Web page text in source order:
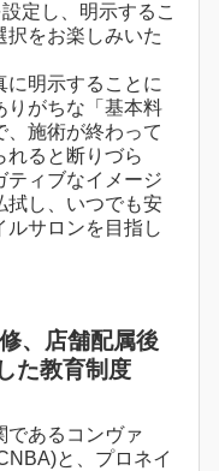
定し、明示するこ
択をお楽しみいた
に明示することに
りがちな「基本料
、施術が終わって
れると断りづら
ティブなイメージ
拭し、いつでも安
ルサロンを目指し
、店舗配属後
た教育制度
であるコンヴァ
と、プロネイ